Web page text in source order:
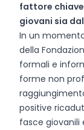
fattore
giovani sia
In un
della
formali e
forme non
positive
fasce giovanili